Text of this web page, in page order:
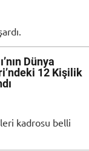
Dünya
12 Kişilik
kadrosu belli